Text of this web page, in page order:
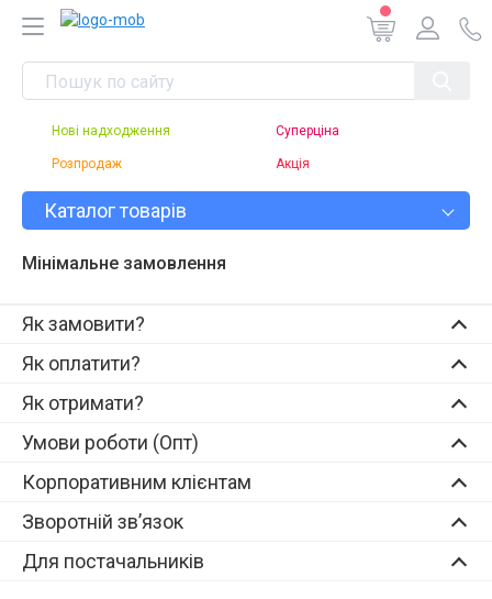
Нові надходження Суперціна
Розпродаж Акція
Каталог товарів
Мінімальне замовлення
Як замовити?
Як оплатити?
Як отримати?
Умови роботи (Опт)
Корпоративним клієнтам
Зворотній зв’язок
Для постачальників